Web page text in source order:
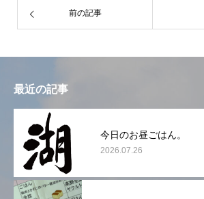
前の記事
最近の記事
今日のお昼ごはん。
2026.07.26